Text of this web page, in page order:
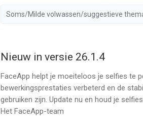
- Letakkan muka anda dalam babak filem
- Cuba penapis berat: jadi lebih besar atau
BERSEDIA UNTUK BERKONGSI?
Kongsi edit FaceApp anda terus ke akaun
Hanya SATU ketikan dan foto anda sedia
Soms/Milde volwassen/suggestieve
Nieuw in versie 26.1.4
FaceApp helpt je moeiteloos je selfies te
bewerkingsprestaties verbeterd en de
gebruiken zijn. Update nu en houd je
Het FaceApp-team